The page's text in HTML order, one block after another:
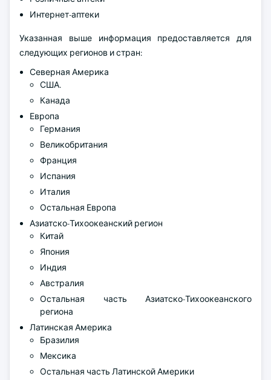
Интернет-аптеки
Указанная выше информация предоставляется для
следующих регионов и стран:
Северная Америка
США.
Канада
Европа
Германия
Великобритания
Франция
Испания
Италия
Остальная Европа
Азиатско-Тихоокеанский регион
Китай
Япония
Индия
Австралия
Остальная часть Азиатско-Тихоокеанского
региона
Латинская Америка
Бразилия
Мексика
Остальная часть Латинской Америки